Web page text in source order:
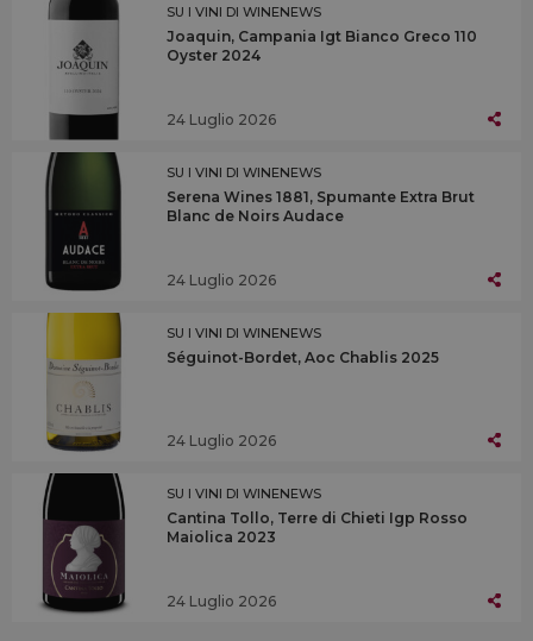
SU I VINI DI WINENEWS
Joaquin, Campania Igt Bianco Greco 110
Oyster 2024
24 Luglio 2026
SU I VINI DI WINENEWS
Serena Wines 1881, Spumante Extra Brut
Blanc de Noirs Audace
24 Luglio 2026
SU I VINI DI WINENEWS
Séguinot-Bordet, Aoc Chablis 2025
24 Luglio 2026
SU I VINI DI WINENEWS
Cantina Tollo, Terre di Chieti Igp Rosso
Maiolica 2023
24 Luglio 2026